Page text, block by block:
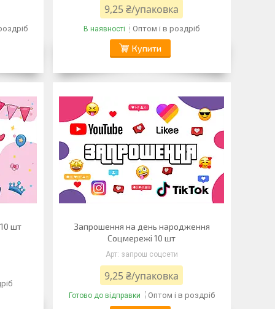
9,25 ₴/упаковка
В наявності Оптом і в роздріб
Купити
шт
Запрошення на день народження
Соцмережі 10 шт
запрош соцсети
9,25 ₴/упаковка
Готово до відправки Оптом і в роздріб